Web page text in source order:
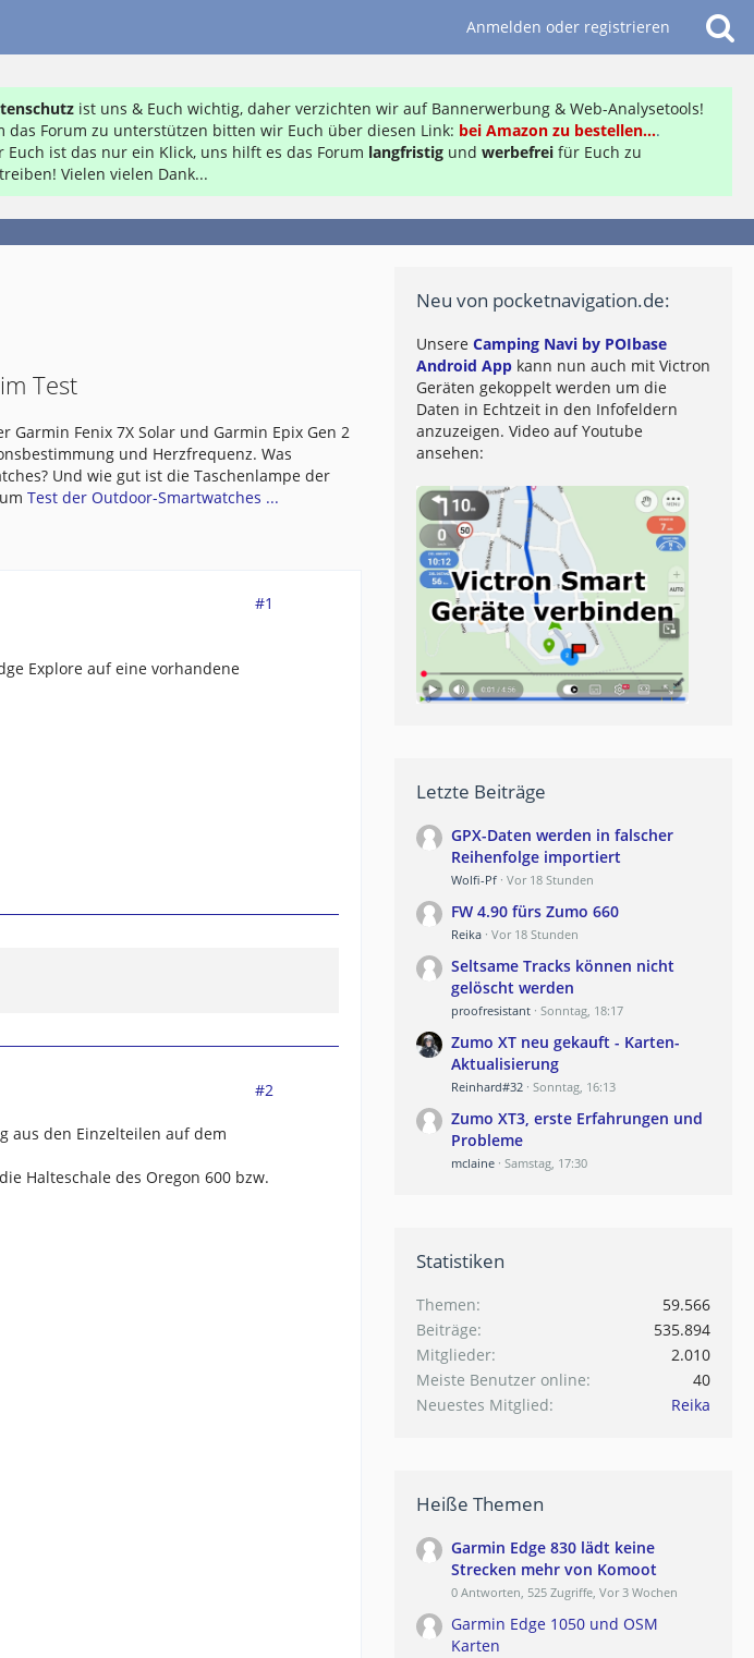
Anmelden oder registrieren
ist uns & Euch wichtig, daher verzichten wir auf Bannerwerbung & Web-Analysetools!
das Forum zu unterstützen bitten wir Euch über diesen Link: bei Amazon zu bestellen....
Euch ist das nur ein Klick, uns hilft es das Forum langfristig und werbefrei für Euch zu
Vielen vielen Dank...
Test
Garmin Fenix 7X Solar und Garmin Epix Gen 2
und Herzfrequenz. Was
Und wie gut ist die Taschenlampe der
Test der Outdoor-Smartwatches ...
#1
Explore auf eine vorhandene
#2
aus den Einzelteilen auf dem
Halteschale des Oregon 600 bzw.
Neu von pocketnavigation.de:
Unsere Camping Navi by POIbase
Android App kann nun auch mit Victron
Geräten gekoppelt werden um die
Daten in Echtzeit in den Infofeldern
anzuzeigen. Video auf Youtube
ansehen:
Letzte Beiträge
GPX-Daten werden in falscher
Reihenfolge importiert
Wolfi-Pf Vor 18 Stunden
FW 4.90 fürs Zumo 660
Reika Vor 18 Stunden
Seltsame Tracks können nicht
gelöscht werden
proofresistant Sonntag, 18:17
Zumo XT neu gekauft - Karten-
Aktualisierung
Reinhard#32 Sonntag, 16:13
Zumo XT3, erste Erfahrungen und
Probleme
mclaine Samstag, 17:30
Statistiken
Themen
59.566
Beiträge
535.894
Mitglieder
2.010
Meiste Benutzer online
40
Neuestes Mitglied
Reika
Heiße Themen
Garmin Edge 830 lädt keine
Strecken mehr von Komoot
0 Antworten, 525 Zugriffe, Vor 3 Wochen
Garmin Edge 1050 und OSM
Karten